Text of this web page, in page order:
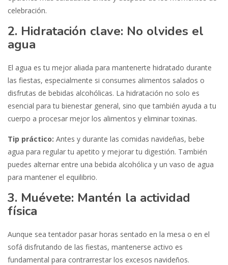
celebración.
2. Hidratación clave: No olvides el
agua
El agua es tu mejor aliada para mantenerte hidratado durante
las fiestas, especialmente si consumes alimentos salados o
disfrutas de bebidas alcohólicas. La hidratación no solo es
esencial para tu bienestar general, sino que también ayuda a tu
cuerpo a procesar mejor los alimentos y eliminar toxinas.
Tip práctico: Antes y durante las comidas navideñas, bebe
agua para regular tu apetito y mejorar tu digestión. También
puedes alternar entre una bebida alcohólica y un vaso de agua
para mantener el equilibrio.
3. Muévete: Mantén la actividad
física
Aunque sea tentador pasar horas sentado en la mesa o en el
sofá disfrutando de las fiestas, mantenerse activo es
fundamental para contrarrestar los excesos navideños.